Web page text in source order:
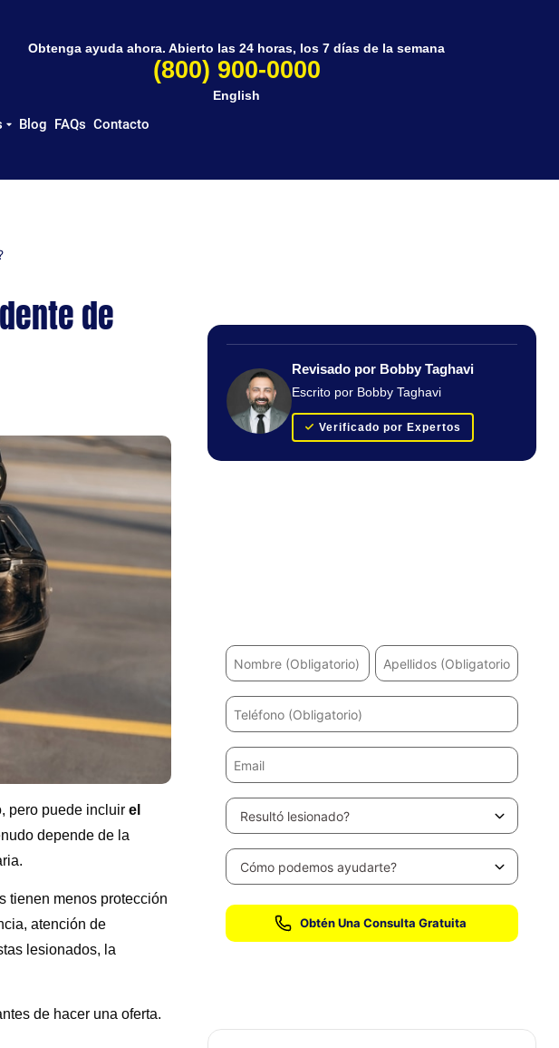
Blog FAQs Contacto
Obtenga ayuda ahora. Abierto las 24 horas, los 7 días de la semana
(800) 900-0000
English
de
pero puede incluir el
depende de la
tienen menos protección
atención de
lesionados, la
de hacer una oferta.
Revisado por Bobby Taghavi
Escrito por Bobby Taghavi
Verificado por Expertos